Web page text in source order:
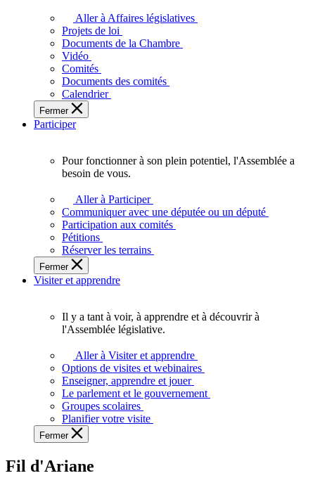
adopte
touchent
des
Ontariennes
et
Aller à Affaires législatives
Projets de loi
Documents de la Chambre
Vidéo
Comités
Documents des comités
Calendrier
Fermer
Participer
plein
potentiel,
l'Assemblée
a
besoin
de
Pour fonctionner à son plein potentiel, l'Assemblée a
besoin de vous.
Aller à Participer
Communiquer avec une députée ou un député
Participation aux comités
Pétitions
Réserver les terrains
Fermer
Visiter et apprendre
voir,
apprendre
et
à
à
Il y a tant à voir, à apprendre et à découvrir à
l'Assemblée législative.
Aller à Visiter et apprendre
Options de visites et webinaires
Enseigner, apprendre et jouer
Le parlement et le gouvernement
Groupes scolaires
Planifier votre visite
Fermer
Fil d'Ariane